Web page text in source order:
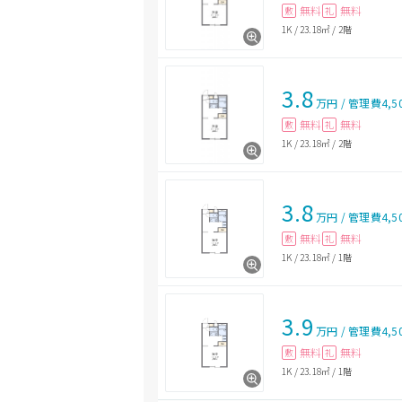
敷 無料 礼 無料
1K / 23.18㎡ / 2階
3.8万円 /管理費
敷 無料 礼 無料
1K / 23.18㎡ / 2階
3.8万円 /管理費
敷 無料 礼 無料
1K / 23.18㎡ / 1階
3.9 万円 /管理費
敷 無料 礼 無料
1K / 23.18㎡ / 1階